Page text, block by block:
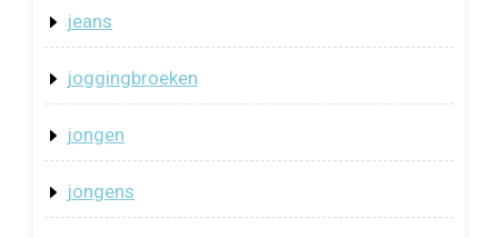
jeans
joggingbroeken
jongen
jongens